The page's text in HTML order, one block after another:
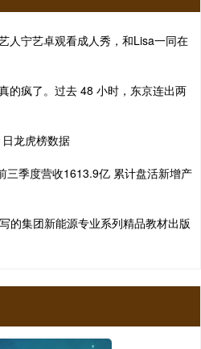
人宁艺卓观看成人秀，和Lisa一同在
的疯了。过去 48 小时，东京连出两
龙虎榜数据
三季度营收1613.9亿 累计盘活新增产
的集团新能源专业系列精品教材出版